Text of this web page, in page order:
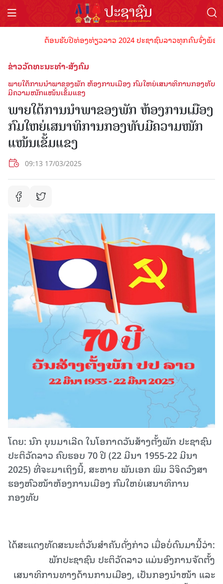
ຕ້ອນຮັບປີທ່ອງທ່ຽວລາວ 2024 ປະຊາຊົນລາວທຸກຄົນຈົ່ງພ້ອມເ
ຂ່າວວັດທະນະທຳ-ສັງຄົມ
ພາຍໃຕ້ການນໍາພາຂອງພັກ ຫ້ອງການເມືອງ ກົມໃຫຍ່ເສນາທິການກອງທັບ
ມີຄວາມໜັກແໜ້ນເຂັ້ມແຂງ
ພາຍໃຕ້ການນໍາພາຂອງພັກ ຫ້ອງການເມືອງ
ກົມໃຫຍ່ເສນາທິການກອງທັບມີຄວາມໜັກ
ແໜ້ນເຂັ້ມແຂງ
09:13 17/03/2025
ໂດຍ: ນົກ ບຸນມາເລີດ ໃນໂອກາດວັນສ້າງຕັ້ງພັກ ປະຊາຊົນ
ປະຕິວັດລາວ ຄົບຮອບ 70 ປີ (22 ມີນາ 1955-22 ມີນາ
2025) ທີ່ຈະມາເຖິງນີ້, ສະຫາຍ ພັນເອກ ພິມ ວິຈິດວົງສາ
ຮອງຫົວໜ້າຫ້ອງການເມືອງ ກົມໃຫຍ່ເສນາທິການ
ກອງທັບ
ໄດ້ສະແດງທັດສະນະຕໍ່ວັນສໍາຄັນດັ່ງກ່າວ ເມື່ອບໍ່ດົນມານີ້ວ່າ:
ພັກປະຊາຊົນ ປະຕິວັດລາວ ແມ່ນອົງການຈັດຕັ້ງ
ເສນາທິການທາງດ້ານການເມືອງ, ເປັນກອງນໍາໜ້າ ແລະ